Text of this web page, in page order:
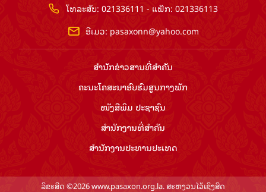
ໂທລະສັບ: 021336111 - ແຟັກ: 021336113
ອີເມວ: pasaxonn@yahoo.com
ສຳ​ນັກ​ຂ່າວ​ສານ​ທີ່​ສຳ​ຄັນ​
ຄະນະໂຄສະນາອົບຮົມ​ສູນ​ກາງ​ພັກ
ໜັງສືພິມ ປະ​ຊາ​ຊົນ
ສຳ​ນັກ​ງານ​ທີ່​ສຳ​ຄັນ
ສຳ​ນັກ​ງານ​ປະ​ທານ​ປະ​ເທດ
ລິຂະສິດ ©2026 www.pasaxon.org.la. ສະຫງວນໄວ້ເຊິງສິດ